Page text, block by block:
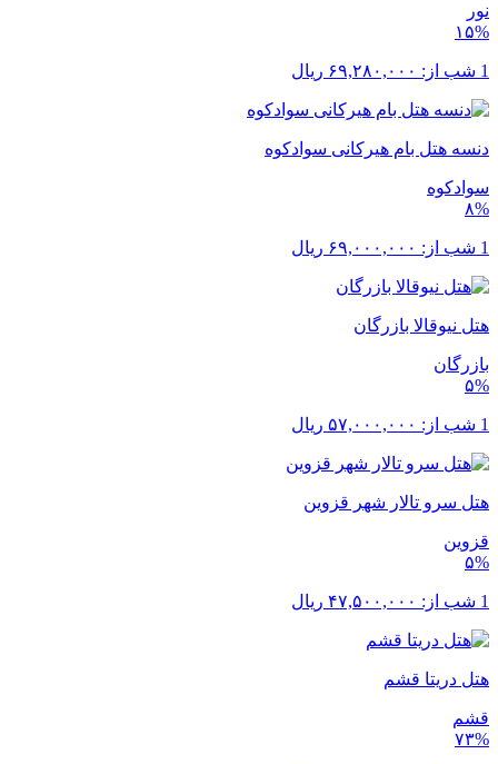
نور
۱۵%
1 شب از: ۶۹,۲۸۰,۰۰۰ ریال
دنسه هتل بام هیرکانی سوادکوه
سوادکوه
۸%
1 شب از: ۶۹,۰۰۰,۰۰۰ ریال
هتل نیوقالا بازرگان
بازرگان
۵%
1 شب از: ۵۷,۰۰۰,۰۰۰ ریال
هتل سرو تالار شهر قزوین
قزوین
۵%
1 شب از: ۴۷,۵۰۰,۰۰۰ ریال
هتل دریتا قشم
قشم
۷۳%